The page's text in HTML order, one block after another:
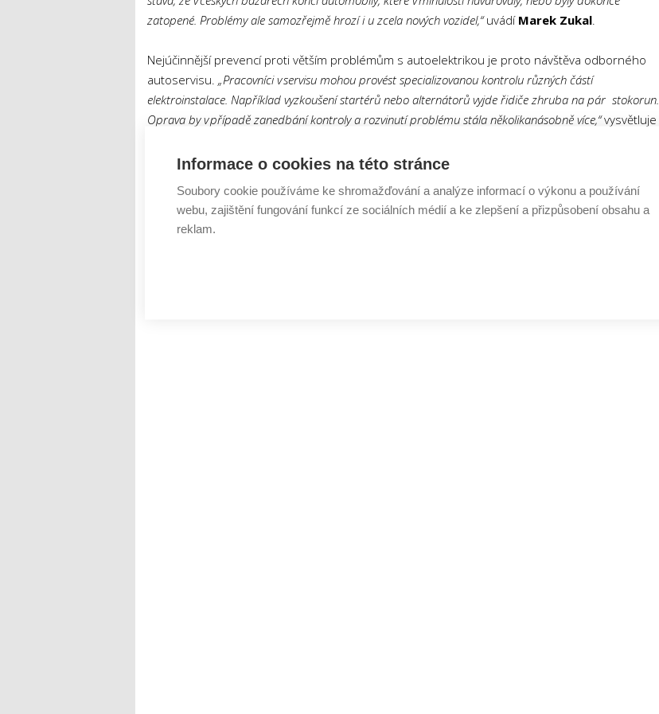
zatopené. Problémy ale samozřejmě hrozí i u zcela nových vozidel,“uvádí Marek Zukal.
Nejúčinnější prevencí proti větším problémům s autoelektrikou je proto návštěva odborného
autoservisu. „Pracovníci v servisu mohou provést specializovanou kontrolu různých částí
elektroinstalace. Například vyzkoušení startérů nebo alternátorů vyjde řidiče zhruba na pár stokorun.
Oprava by v případě zanedbání kontroly a rozvinutí problému stála několikanásobně více,“vysvětluje
správně provedená diagnostika. Automechanici k ní využívají speciální testovací přístroj, který
odhalit přesnou příčinu problému.
Informace o cookies na této stránce
Soubory cookie používáme ke shromažďování a analýze informací o výkonu a používání
webu, zajištění fungování funkcí ze sociálních médií a ke zlepšení a přizpůsobení obsahu a
reklam.